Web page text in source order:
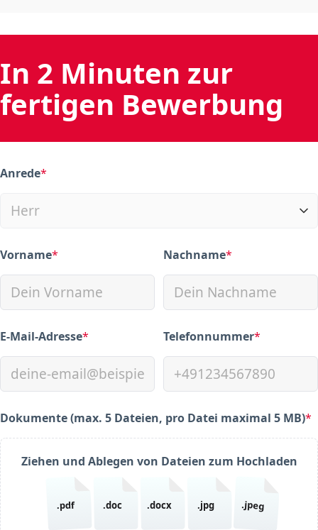
In 2 Minuten zur
fertigen Bewerbung
Anrede*
(required)
Vorname*
(required) Nachname*
(required)
E-Mail-Adresse*
(required) Telefonnummer*
(required)
Dokumente (max. 5 Dateien, pro Datei maximal 5 MB)*
(required)
Ziehen und Ablegen von Dateien zum Hochladen
.pdf .doc .docx .jpg .jpeg